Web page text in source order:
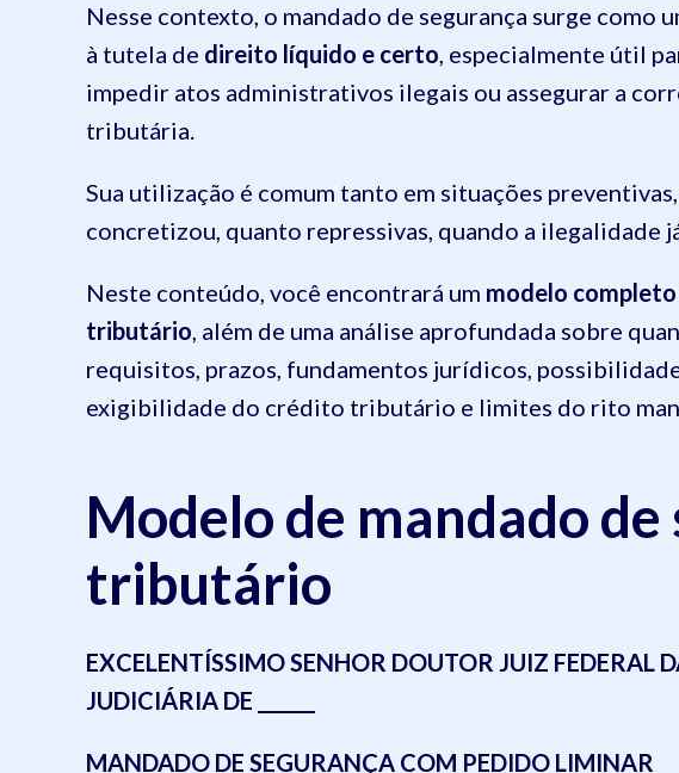
Nesse contexto, o mandado de segurança surge como
à tutela de direito líquido e certo, especialmente útil
impedir atos administrativos ilegais ou assegurar a
tributária.
Sua utilização é comum tanto em situações
concretizou, quanto repressivas, quando a ilegalidade
Neste conteúdo, você encontrará um modelo
tributário, além de uma análise aprofundada sobre
requisitos, prazos, fundamentos jurídicos,
exigibilidade do crédito tributário e limites do rito
Modelo de mandado de
tributário
EXCELENTÍSSIMO SENHOR DOUTOR JUIZ FEDERAL
JUDICIÁRIA DE ______
MANDADO DE SEGURANÇA COM PEDIDO LIMINAR